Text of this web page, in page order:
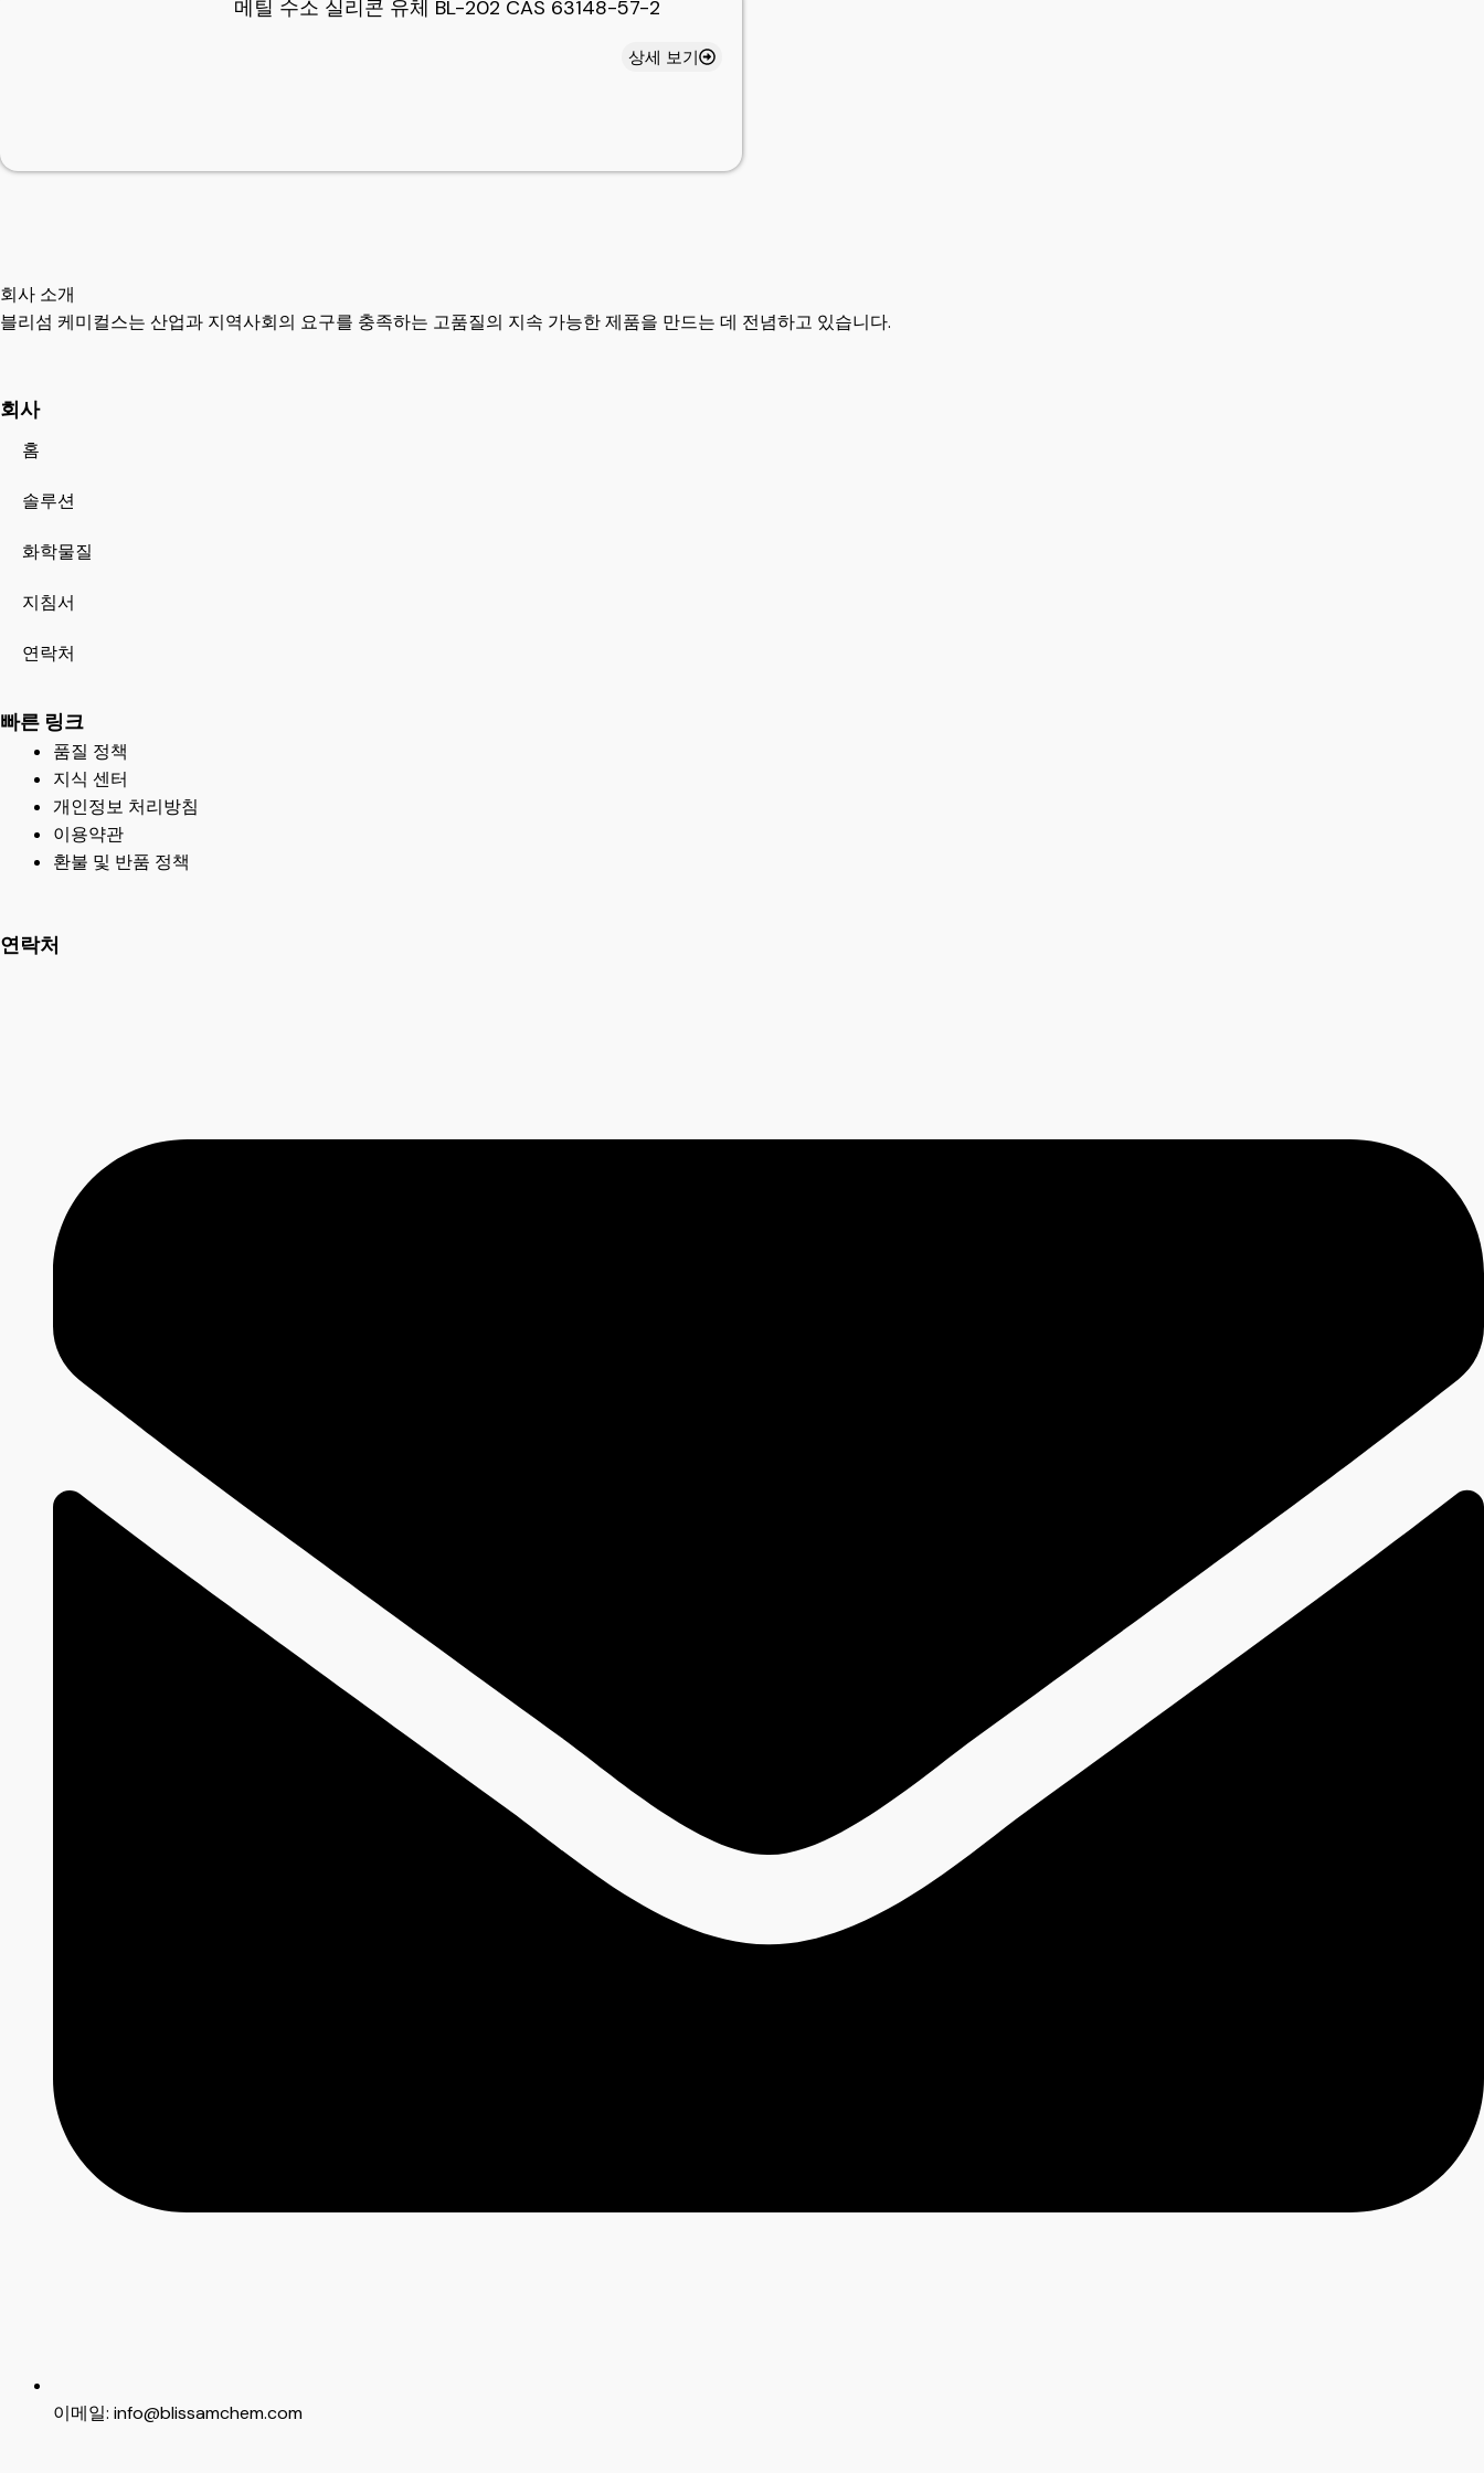
메틸 수소 실리콘 유체 BL-202 CAS 63148-57-2
상세 보기
회사 소개
블리섬 케미컬스는 산업과 지역사회의 요구를 충족하는 고품질의 지속 가능한 제품을 만드는 데 전념하고 있습니다.
회사
홈
솔루션
화학물질
지침서
연락처
빠른 링크
품질 정책
지식 센터
개인정보 처리방침
이용약관
환불 및 반품 정책
연락처
이메일: info@blissamchem.com